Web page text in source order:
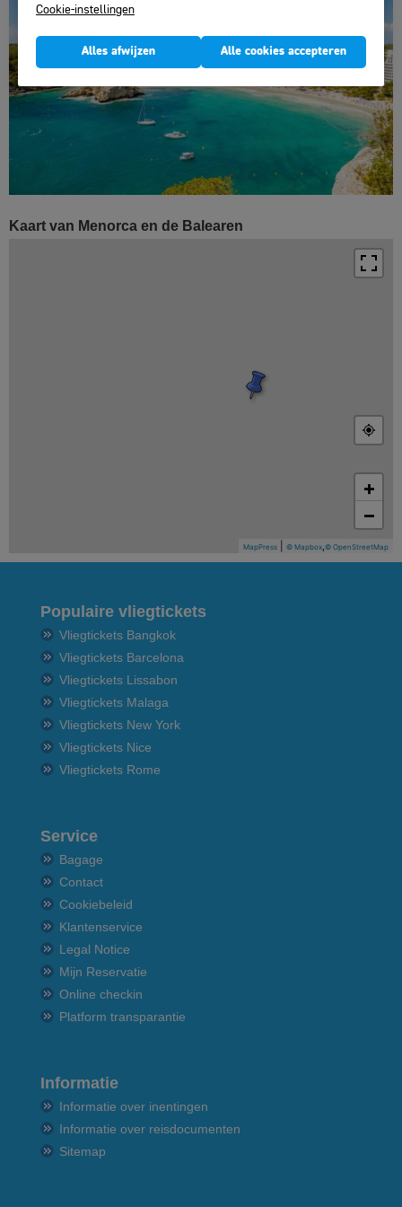
Kaart van Menorca en de Balearen
+
−
MapPress © Mapbox,© OpenStreetMap
Populaire vliegtickets
Vliegtickets Bangkok
Vliegtickets Barcelona
Vliegtickets Lissabon
Vliegtickets Malaga
Vliegtickets New York
Vliegtickets Nice
Vliegtickets Rome
Service
Bagage
Contact
Cookiebeleid
Klantenservice
Legal Notice
Mijn Reservatie
Online checkin
Platform transparantie
Informatie
Informatie over inentingen
Informatie over reisdocumenten
Sitemap
Cookie-instellingen
Alles afwijzen Alle cookies accepteren